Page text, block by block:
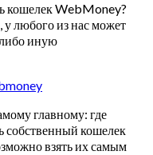
кошелек WebMoney?
у любого из нас может
либо иную
главному: где
собственный кошелек
взять их самым